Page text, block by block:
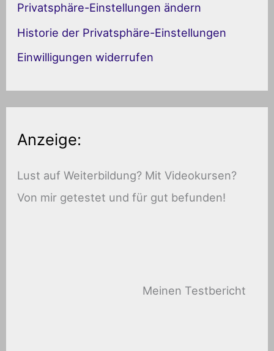
Privatsphäre-Einstellungen ändern
Historie der Privatsphäre-Einstellungen
Einwilligungen widerrufen
Anzeige:
Lust auf Weiterbildung? Mit Videokursen?
Von mir getestet und für gut befunden!
Meinen Testbericht
e
n